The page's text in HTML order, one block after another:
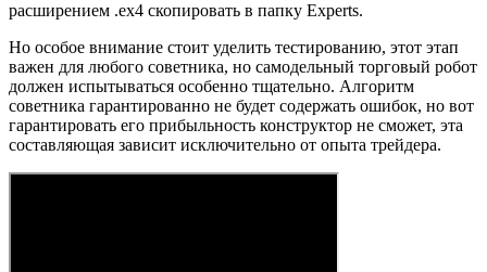
расширением .ex4 скопировать в папку Experts.
Но особое внимание стоит уделить тестированию, этот этап
важен для любого советника, но самодельный торговый робот
должен испытываться особенно тщательно. Алгоритм
советника гарантированно не будет содержать ошибок, но вот
гарантировать его прибыльность конструктор не сможет, эта
составляющая зависит исключительно от опыта трейдера.